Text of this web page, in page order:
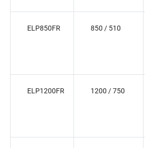
ELP850FR 850 / 510
ELP1200FR 1200 / 750